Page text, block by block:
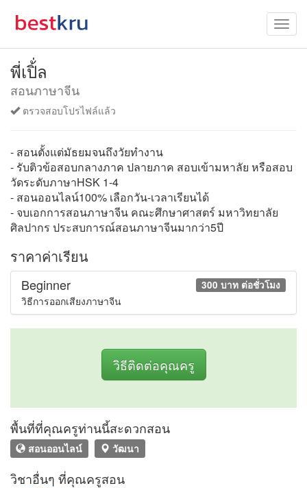
พี่เปิ้่ล
สอนภาษาจีน
ตรวจสอบโปรไฟล์แล้ว
- สอนตั้งแต่มัธยมจนถึงวัยทำงาน
- รับติวข้อสอบกลางภาค ปลายภาค สอบเข้ามหาลัย หรือสอบ
วัดระดับภาษาHSK 1-4
- สอนออนไลน์100% เลือกวัน-เวลาเรียนได้
- จบเอกการสอนภาษาจีน คณะศึกษาศาสตร์ มหาวิทยาลัย
ศิลปากร ประสบการณ์สอนภาษาจีนมากว่า5ปี
ราคาค่าเรียน
Beginner 300 บาท ต่อชั่วโมง
วิธีการออกเสียงภาษาจีน
วิธีติดต่อคุณครู
พื้นที่ที่คุณครูท่านนี้สะดวกสอน
สอนออนไลน์ วัฒนา
วิชาอื่นๆ ที่คุณครูสอน